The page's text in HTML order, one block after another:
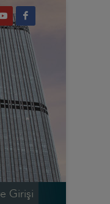
Girişi